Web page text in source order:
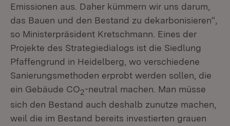
Emissionen aus. Daher kümmern wir uns darum,
das Bauen und den Bestand zu dekarbonisieren“,
so Ministerpräsident Kretschmann. Eines der
Projekte des Strategiedialogs ist die Siedlung
Pfaffengrund in Heidelberg, wo verschiedene
Sanierungsmethoden erprobt werden sollen, die
ein Gebäude CO2-neutral machen. Man müsse
sich den Bestand auch deshalb zunutze machen,
weil die im Bestand bereits investierten grauen